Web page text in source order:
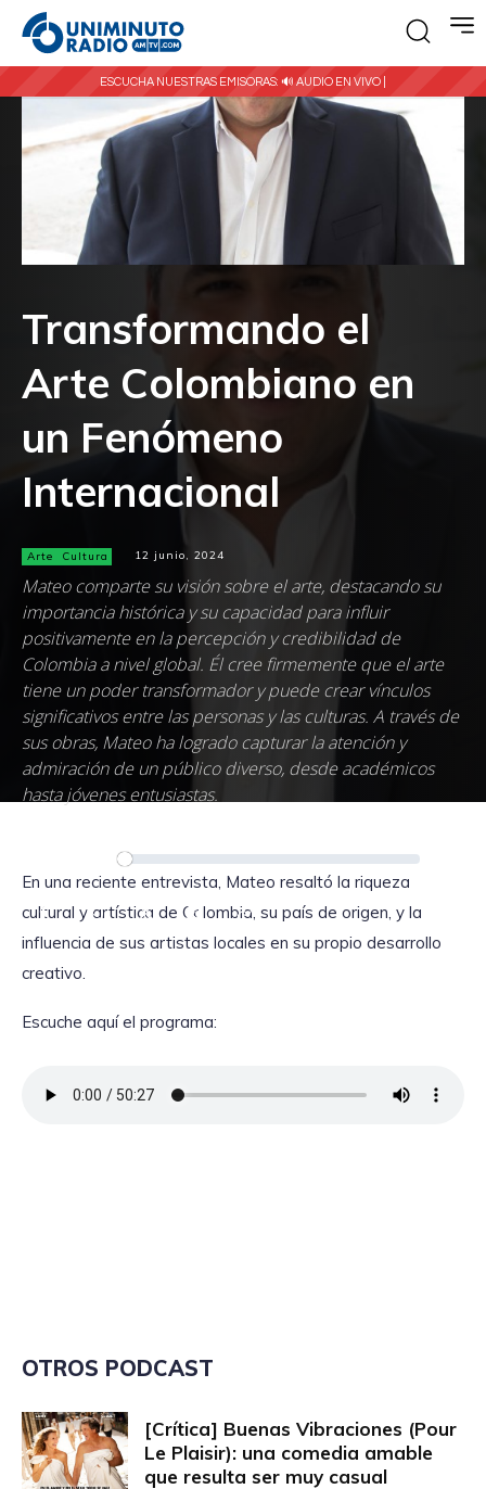
ESCUCHA NUESTRAS EMISORAS: 🔊 AUDIO EN VIVO |
Transformando el
Arte Colombiano en
un Fenómeno
Internacional
Arte Cultura 12 junio, 2024
Mateo comparte su visión sobre el arte, destacando su
importancia histórica y su capacidad para influir
positivamente en la percepción y credibilidad de
Colombia a nivel global. Él cree firmemente que el arte
tiene un poder transformador y puede crear vínculos
significativos entre las personas y las culturas. A través de
sus obras, Mateo ha logrado capturar la atención y
admiración de un público diverso, desde académicos
hasta jóvenes entusiastas.
audio
En una reciente entrevista, Mateo resaltó la riqueza
cultural y artística de Colombia, su país de origen, y la
influencia de sus artistas locales en su propio desarrollo
creativo.
Escuche aquí el programa:
OTROS PODCAST
[Crítica] Buenas Vibraciones (Pour
Le Plaisir): una comedia amable
que resulta ser muy casual